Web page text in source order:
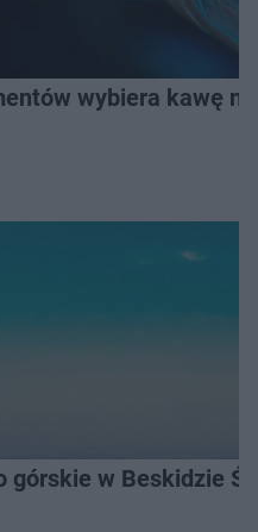
wybiera kawę
górskie w Beskidzie